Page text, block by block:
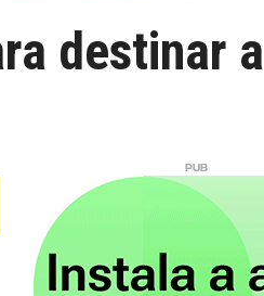
destinar a